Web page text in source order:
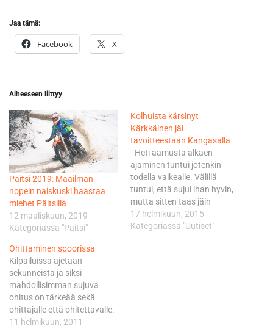
Jaa tämä:
Facebook X
Aiheeseen liittyy
Päitsi 2019: Maailman
nopein naiskuski haastaa
miehet Päitsillä
12 maaliskuun, 2019
Kategoriassa "Päitsi"
Kolhuista kärsinyt
Kärkkäinen jäi
tavoitteestaan Kangasalla
- Heti aamusta alkaen
ajaminen tuntui jotenkin
todella vaikealle. Välillä
tuntui, että sujui ihan hyvin,
mutta sitten taas jäin
jurraamaan paikoilleen. -
Kropan kanssa tuli ongelmia,
17 helmikuun, 2015
Kategoriassa "Uutiset"
Ohittaminen spoorissa
Kilpailuissa ajetaan
sekunneista ja siksi
mahdollisimman sujuva
ohitus on tärkeää sekä
ohittajalle että ohitettavalle.
Onnistunut ohitus alkaa
11 helmikuun, 2011